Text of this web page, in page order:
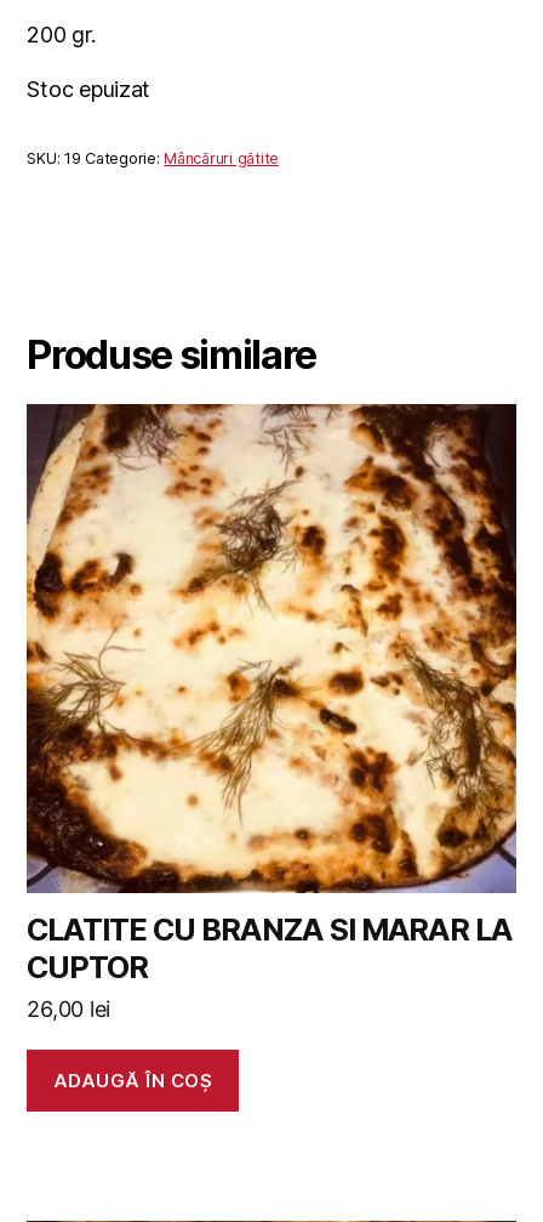
200 gr.
Stoc epuizat
SKU:19 Categorie:Mâncăruri gătite
Produse similare
CLATITE CU BRANZA SI MARAR LA
CUPTOR
26,00 lei
ADAUGĂ ÎN COȘ